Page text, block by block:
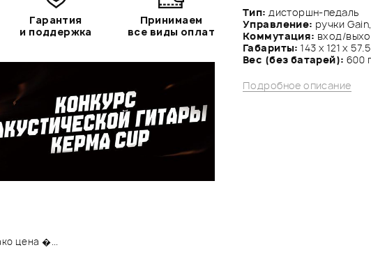
Тип: дисторшн-педаль
Управление: ручки
Коммутация: вход/
Габариты: 143 х 121 х
Вес (без батарей): 600
Подробное описание
Гарантия
и поддержка
Принимаем
все виды оплат
цена �...